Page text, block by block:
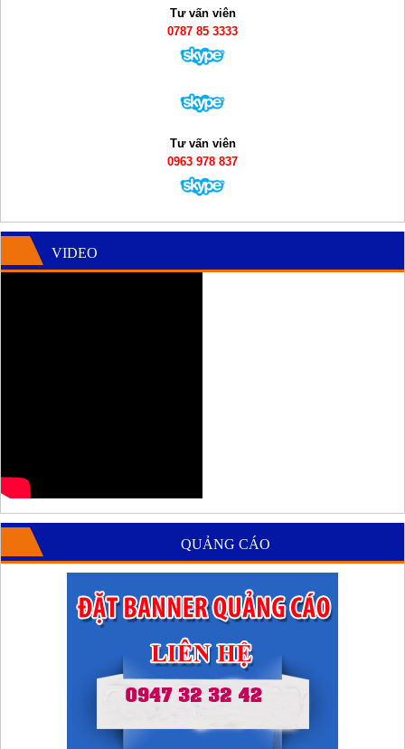
Tư vấn viên
0787 85 3333
Tư vấn viên
0963 978 837
VIDEO
QUẢNG CÁO